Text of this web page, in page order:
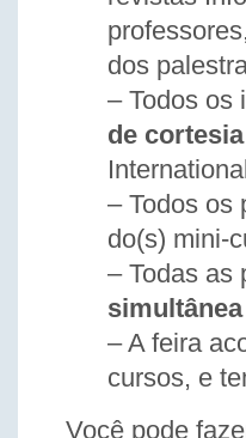
dos
– Todos os
de cortesia
– Todos os
do(s) mini-
– Todas as
simultânea
– A feira
cursos, e
Você pode